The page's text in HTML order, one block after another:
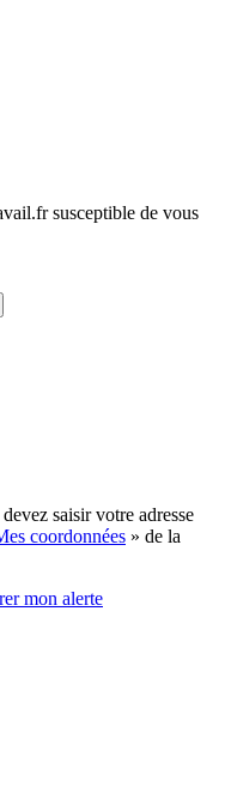
susceptible de vous
saisir votre adresse
coordonnées » de la
mon alerte